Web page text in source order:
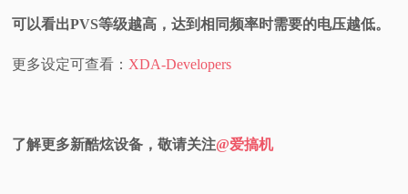
可以看出PVS等级越高，达到相同频率时需要的电压越低。
更多设定可查看：XDA-Developers
了解更多新酷炫设备，敬请关注@爱搞机